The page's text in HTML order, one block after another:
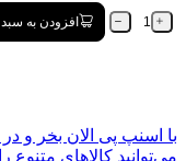
افزودن به سبد
با اسنپ پی الان بخر و در 4 قسط پرداخت کن !!